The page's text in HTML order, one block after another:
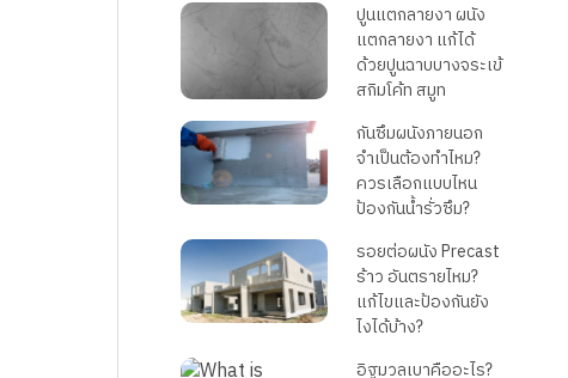
ปูนแตกลายงา ผนัง
แตกลายงา แก้ได้
ด้วยปูนฉาบบางจระเข้
สกิมโค้ท สมูท
กันซึมผนังภายนอก
จำเป็นต้องทำไหม?
ควรเลือกแบบไหน
ป้องกันน้ำรั่วซึม?
รอยต่อผนัง Precast
ร้าว อันตรายไหม?
แก้ไขและป้องกันยัง
ไงได้บ้าง?
อิฐมวลเบาคืออะไร?